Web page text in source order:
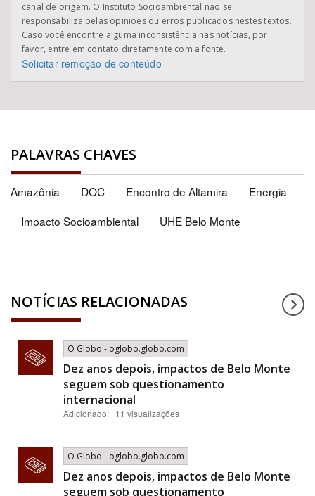
canal de origem. O Instituto Socioambiental não se
responsabiliza pelas opiniões ou erros publicados nestes textos.
Caso você encontre alguma inconsistência nas notícias, por
favor, entre em contato diretamente com a fonte.
Solicitar remoção de conteúdo
PALAVRAS CHAVES
Amazônia DOC Encontro de Altamira
Energia
Impacto Socioambiental
UHE Belo Monte
NOTÍCIAS RELACIONADAS
O Globo - oglobo.globo.com
Dez anos depois, impactos de Belo Monte
seguem sob questionamento
internacional
Adicionado: | 11 visualizações
O Globo - oglobo.globo.com
Dez anos depois, impactos de Belo Monte
seguem sob questionamento